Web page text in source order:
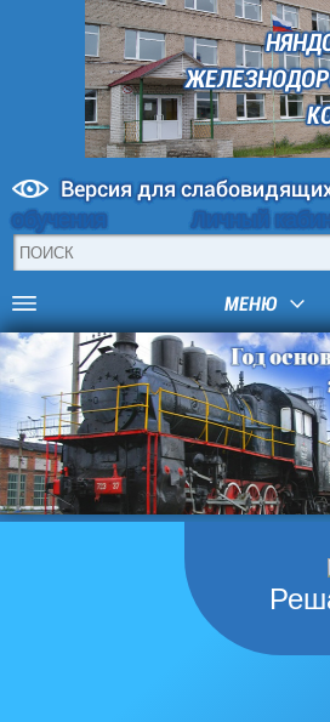
Версия для
обучения
Личный
МЕНЮ